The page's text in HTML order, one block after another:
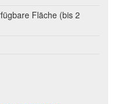
Fläche (bis 2